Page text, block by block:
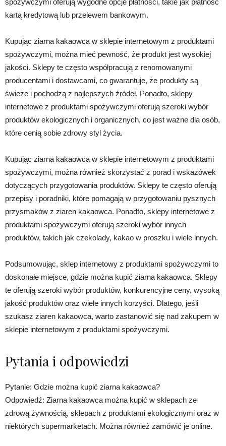
kartą kredytową lub przelewem bankowym.
Kupując ziarna kakaowca w sklepie internetowym z produktami
spożywczymi, można mieć pewność, że produkt jest wysokiej
jakości. Sklepy te często współpracują z renomowanymi
producentami i dostawcami, co gwarantuje, że produkty są
świeże i pochodzą z najlepszych źródeł. Ponadto, sklepy
internetowe z produktami spożywczymi oferują szeroki wybór
produktów ekologicznych i organicznych, co jest ważne dla osób,
które cenią sobie zdrowy styl życia.
Kupując ziarna kakaowca w sklepie internetowym z produktami
spożywczymi, można również skorzystać z porad i wskazówek
dotyczących przygotowania produktów. Sklepy te często oferują
przepisy i poradniki, które pomagają w przygotowaniu pysznych
przysmaków z ziaren kakaowca. Ponadto, sklepy internetowe z
produktami spożywczymi oferują szeroki wybór innych
produktów, takich jak czekolady, kakao w proszku i wiele innych.
Podsumowując, sklep internetowy z produktami spożywczymi to
doskonałe miejsce, gdzie można kupić ziarna kakaowca. Sklepy
te oferują szeroki wybór produktów, konkurencyjne ceny, wysoką
jakość produktów oraz wiele innych korzyści. Dlatego, jeśli
szukasz ziaren kakaowca, warto zastanowić się nad zakupem w
sklepie internetowym z produktami spożywczymi.
Pytania i odpowiedzi
Pytanie: Gdzie można kupić ziarna kakaowca?
Odpowiedź: Ziarna kakaowca można kupić w sklepach ze
zdrową żywnością, sklepach z produktami ekologicznymi oraz w
niektórych supermarketach. Można również zamówić je online.